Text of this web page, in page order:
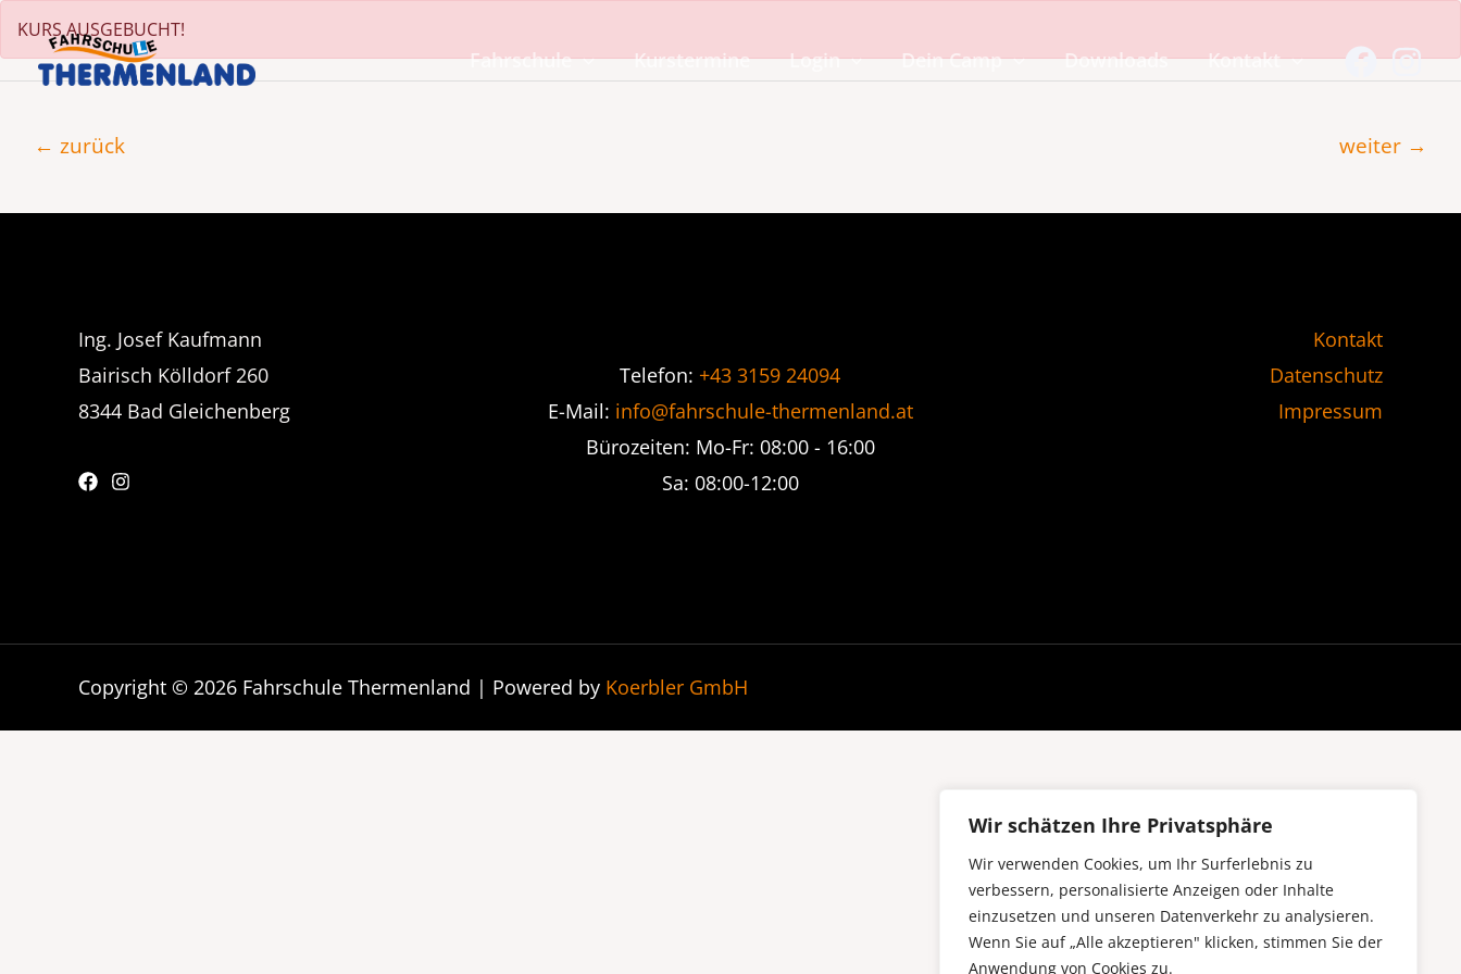
Wir schätzen Ihre Privatsphäre
Wir verwenden Cookies, um Ihr Surferlebnis zu
verbessern, personalisierte Anzeigen oder Inhalte
einzusetzen und unseren Datenverkehr zu analysieren.
Wenn Sie auf „Alle akzeptieren" klicken, stimmen Sie der
Anwendung von Cookies zu.
Zum
Inhalt
springen
Fahrschule Kurstermine Login Dein Camp Downloads Kontakt
KURS AUSGEBUCHT!
Beitragsnavigation
← zurück weiter →
Ing. Josef Kaufmann
Bairisch Kölldorf 260
8344 Bad Gleichenberg
Telefon: +43 3159 24094
E-Mail: info@fahrschule-thermenland.at
Bürozeiten: Mo-Fr: 08:00 - 16:00
Sa: 08:00-12:00
Kontakt
Datenschutz
Impressum
Copyright © 2026 Fahrschule Thermenland | Powered by Koerbler GmbH